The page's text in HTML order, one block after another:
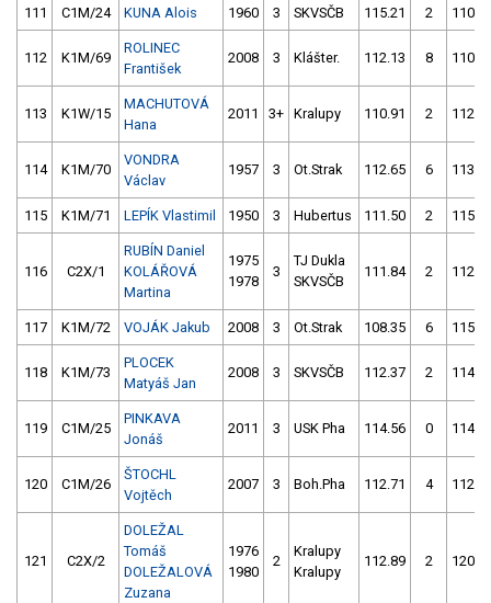
111 C1M/24 KUNA Alois 1960 3 SKVSČB 115.21 2
112 K1M/69
ROLINEC
František
2008 3 Klášter. 112.13 8
113 K1W/15
MACHUTOVÁ
Hana
2011 3+ Kralupy 110.91 2
114 K1M/70
VONDRA
Václav
1957 3 Ot.Strak 112.65 6
115 K1M/71 LEPÍK Vlastimil 1950 3 Hubertus 111.50 2
116 C2X/1
RUBÍN Daniel
KOLÁŘOVÁ
Martina
1975
1978
3
TJ Dukla
SKVSČB
111.84 2
117 K1M/72 VOJÁK Jakub 2008 3 Ot.Strak 108.35 6
118 K1M/73
PLOCEK
Matyáš Jan
2008 3 SKVSČB 112.37 2
119 C1M/25
PINKAVA
Jonáš
2011 3 USK Pha 114.56 0
120 C1M/26
ŠTOCHL
Vojtěch
2007 3 Boh.Pha 112.71 4
121 C2X/2
DOLEŽAL
Tomáš
DOLEŽALOVÁ
Zuzana
1976
1980
2
Kralupy
Kralupy
112.89 2